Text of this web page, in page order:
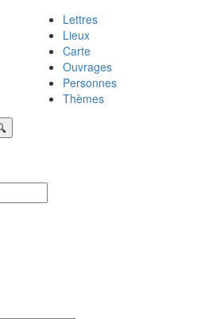
Lettres
Lieux
Carte
Ouvrages
Personnes
Thèmes